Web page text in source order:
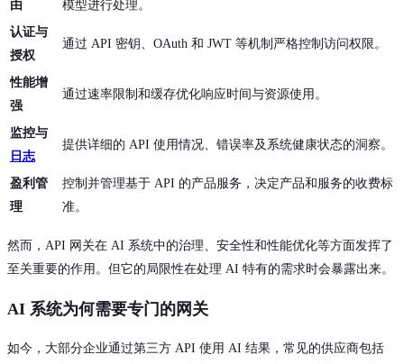
由
模型进行处理。
认证与
授权
通过 API 密钥、OAuth 和 JWT 等机制严格控制访问权限。
性能增
强
通过速率限制和缓存优化响应时间与资源使用。
监控与
日志
提供详细的 API 使用情况、错误率及系统健康状态的洞察。
盈利管
理
控制并管理基于 API 的产品服务，决定产品和服务的收费标
准。
然而，API 网关在 AI 系统中的治理、安全性和性能优化等方面发挥了
至关重要的作用。但它的局限性在处理 AI 特有的需求时会暴露出来。
AI 系统为何需要专门的网关
如今，大部分企业通过第三方 API 使用 AI 结果，常见的供应商包括